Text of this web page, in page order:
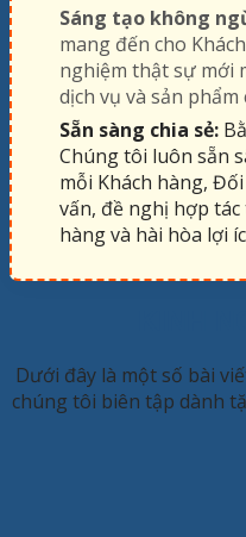
Sáng tạo không
mang đến cho
nghiệm thật sự mới
dịch vụ và sản phẩm
Sẵn sàng chia sẻ:
Chúng tôi luôn sẵn
mỗi Khách hàng,
vấn, đề nghị hợp
hàng và hài hòa lợi
Dưới đây là một số bài
chúng tôi biên tập dành